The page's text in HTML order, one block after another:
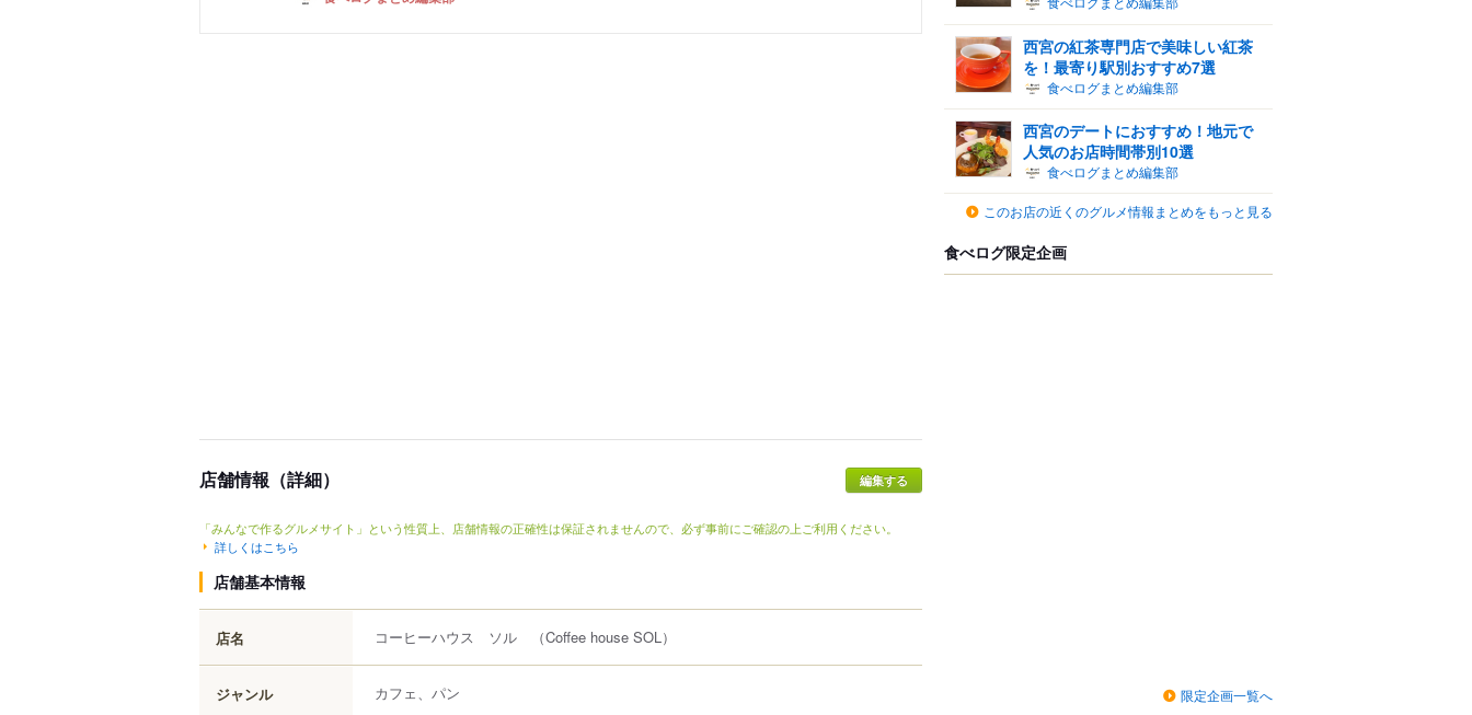
店舗情報（詳細） 編集する
「みんなで作るグルメサイト」という性質上、店舗情報の正確性は保証されませんので、必ず事前にご確認の上ご利用ください。
詳しくはこちら
店舗基本情報
店名 コーヒーハウス ソル （Coffee house SOL）
ジャンル カフェ、パン
西宮の紅茶専門店で美味しい紅茶
を！最寄り駅別おすすめ7選
食べログまとめ編集部
西宮のデートにおすすめ！地元で
人気のお店時間帯別10選
食べログまとめ編集部
このお店の近くのグルメ情報まとめをもっと見る
食べログ限定企画
限定企画一覧へ